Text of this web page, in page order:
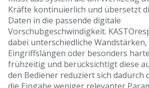
Kräfte kontinuierlich und übersetzt
Daten in die passende digitale
Vorschubgeschwindigkeit.
dabei unterschiedliche
Eingriffslängen oder besonders
frühzeitig und berücksichtigt diese
den Bediener reduziert sich dadurch